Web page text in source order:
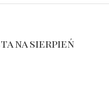
na sierpień